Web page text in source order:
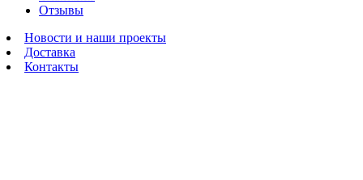
Отзывы
Новости и наши проекты
Доставка
Контакты